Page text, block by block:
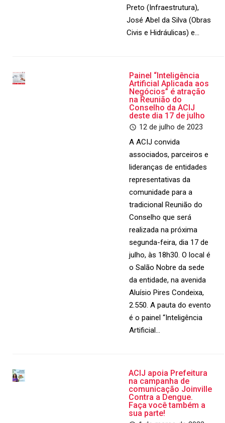
Preto (Infraestrutura),
José Abel da Silva (Obras
Civis e Hidráulicas) e…
Painel “Inteligência
Artificial Aplicada aos
Negócios” é atração
na Reunião do
Conselho da ACIJ
deste dia 17 de julho
12 de julho de 2023
A ACIJ convida
associados, parceiros e
lideranças de entidades
representativas da
comunidade para a
tradicional Reunião do
Conselho que será
realizada na próxima
segunda-feira, dia 17 de
julho, às 18h30. O local é
o Salão Nobre da sede
da entidade, na avenida
Aluísio Pires Condeixa,
2.550. A pauta do evento
é o painel “Inteligência
Artificial…
ACIJ apoia Prefeitura
na campanha de
comunicação Joinville
Contra a Dengue.
Faça você também a
sua parte!